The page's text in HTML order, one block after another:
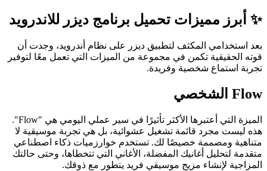
✨ أبرز مميزات تحميل برنامج ديزر للاندرويد
بعد استخدامي المكثف لتطبيق ديزر على نظام أندرويد، وجدت أن
قوته الحقيقية تكمن في مجموعة من الميزات التي تعمل معًا لتوفير
تجربة استماع شخصية وفريدة.
Flow الشخصي
الميزة التي أعتبرها الأكثر تأثيرًا في سير عملي اليومي هي "Flow".
هذه ليست مجرد قائمة تشغيل عشوائية، بل هي تجربة موسيقية لا
متناهية ومصممة خصيصًا لك. تستخدم خوارزميات ذكاء اصطناعي
متقدمة لتحليل أغانيك المفضلة، الأغاني التي تتخطاها، وحتى حالتك
المزاجية لإنشاء مزيج موسيقي فريد يتطور مع ذوقك.